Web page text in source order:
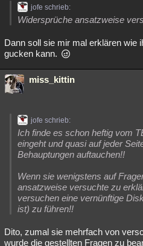
jofe schrieb:
Widersprüche ansatzweise
Dann soll sie mir mal erklären wie
gucken kann.
miss_kittin
jofe schrieb:
Ich finde es schon heftig vom
eingeht und quasi auf jeder
Behauptungen auftauchen!!
Wenn sie wenigstens auf
ansatzweise versuchte zu
versuchen eine vernünftige
ist) zu führen!!
Dito, zumal sie mehrfach von
wurde die gestellten Fragen zu